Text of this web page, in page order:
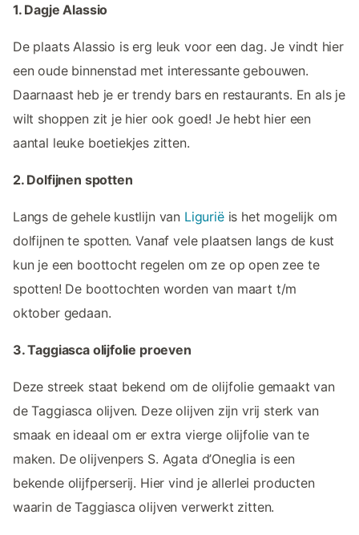
1. Dagje Alassio
De plaats Alassio is erg leuk voor een dag. Je vindt hier
een oude binnenstad met interessante gebouwen.
Daarnaast heb je er trendy bars en restaurants. En als je
wilt shoppen zit je hier ook goed! Je hebt hier een
aantal leuke boetiekjes zitten.
2. Dolfijnen spotten
Langs de gehele kustlijn van Liguriëis het mogelijk om
dolfijnen te spotten. Vanaf vele plaatsen langs de kust
kun je een boottocht regelen om ze op open zee te
spotten! De boottochten worden van maart t/m
oktober gedaan.
3. Taggiasca olijfolie proeven
Deze streek staat bekend om de olijfolie gemaakt van
de Taggiasca olijven. Deze olijven zijn vrij sterk van
smaak en ideaal om er extra vierge olijfolie van te
maken. De olijvenpers S. Agata d’Oneglia is een
bekende olijfperserij. Hier vind je allerlei producten
waarin de Taggiasca olijven verwerkt zitten.